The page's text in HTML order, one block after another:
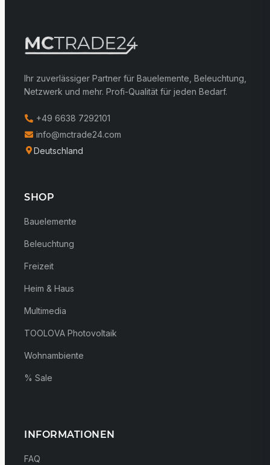
Ihr zuverlässiger Partner für Bauelemente, Beleuchtung,
Netzwerk und mehr. Profi-Qualität für jeden Bedarf.
+49 6638 7292101
info@mctrade24.com
Deutschland
SHOP
Bauelemente
Beleuchtung
Freizeit
Heim & Haus
Multimedia
TOOLOVA Photovoltaik
Wohnambiente
% Sale
INFORMATIONEN
FAQ